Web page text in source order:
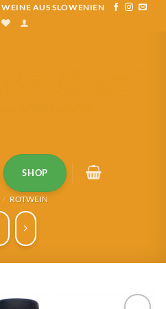
AUS SLOWENIEN
SHOP
/ ROTWEIN